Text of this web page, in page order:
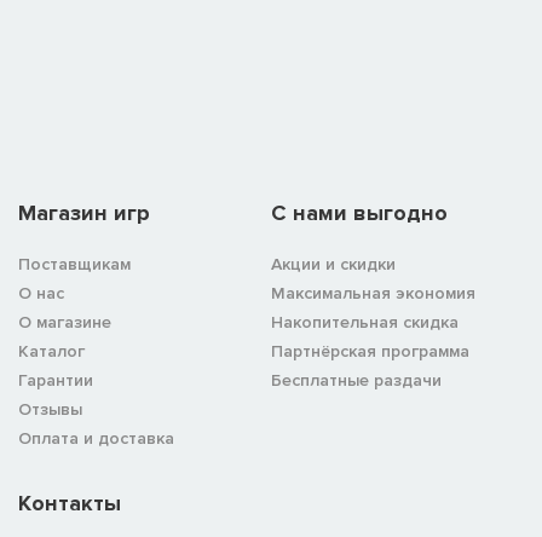
Магазин игр
Поставщикам
О нас
О магазине
Каталог
Гарантии
Отзывы
Оплата и доставка
C нами выгодно
Акции и скидки
Максимальная экономия
Накопительная скидка
Партнёрская программа
Бесплатные раздачи
Контакты